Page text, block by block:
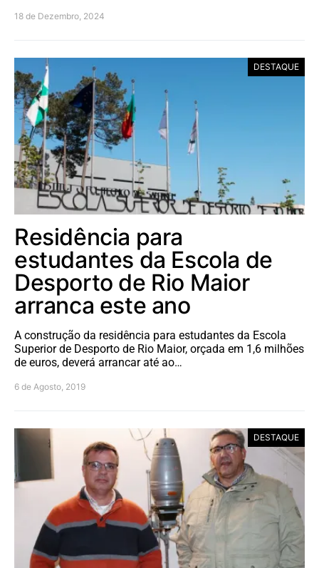
18 de Dezembro, 2024
DESTAQUE
Residência para
estudantes da Escola de
Desporto de Rio Maior
arranca este ano
A construção da residência para estudantes da Escola
Superior de Desporto de Rio Maior, orçada em 1,6 milhões
de euros, deverá arrancar até ao…
6 de Agosto, 2019
DESTAQUE